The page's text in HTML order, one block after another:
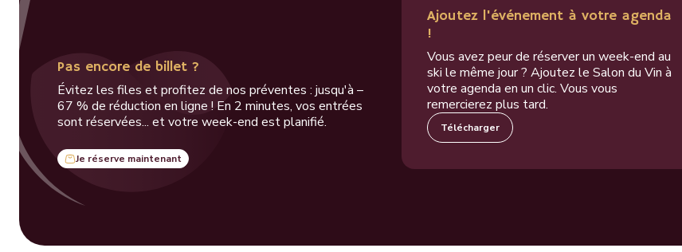
Ajoutez l'événement à votre agenda
!
Vous avez peur de réserver un week-end au
ski le même jour ? Ajoutez le Salon du Vin à
votre agenda en un clic. Vous vous
remercierez plus tard.
Télécharger
Pas encore de billet ?
Évitez les files et profitez de nos préventes : jusqu'à –
67 % de réduction en ligne ! En 2 minutes, vos entrées
sont réservées... et votre week-end est planifié.
Je réserve maintenant